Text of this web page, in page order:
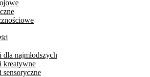
dla najmłodszych
kreatywne
sensoryczne